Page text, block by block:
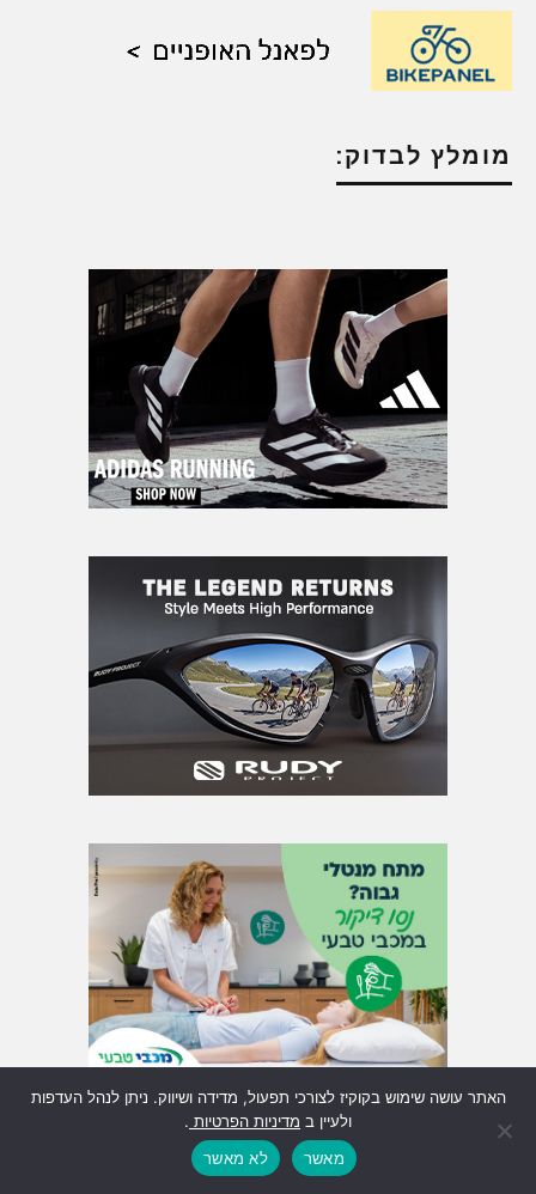
מומלץ לבדוק:
האתר עושה שימוש בקוקיז לצורכי תפעול, מדידה ושיווק. ניתן לנהל העדפות
ולעיין ב מדיניות הפרטיות .
מאשר
לא מאשר